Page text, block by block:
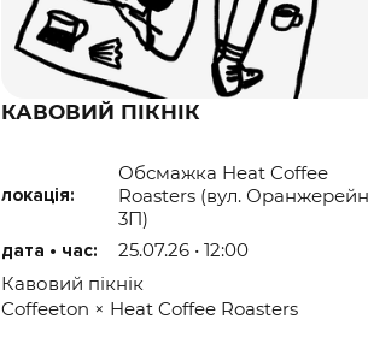
КАВОВИЙ ПІКНІК
локація:
Обсмажка Heat Coffee
Roasters (вул.
3П)
дата • час:
25.07.26 • 12:00
Кавовий пікнік
Coffeeton × Heat Coffee Roasters